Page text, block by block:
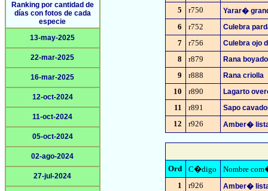
Ranking por cantidad de
días con fotos de cada
especie
13-may-2025
22-mar-2025
16-mar-2025
12-oct-2024
11-oct-2024
05-oct-2024
02-ago-2024
27-jul-2024
5 r750 Yarar�
6 r752 Culebra
7 r756 Culebra ojo
8 r879 Rana
9 r888 Rana criolla
10 r890 Lagarto
11 r891 Sapo
12 r926 Amber�
Ord C�digo
Nombre
1
r926 Amber�